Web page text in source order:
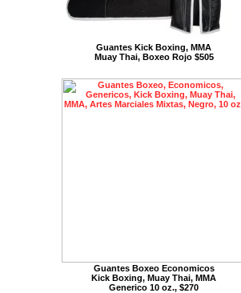
Guantes Kick Boxing, MMA
Muay Thai, Boxeo Rojo $505
Guantes Boxeo Economicos
Kick Boxing, Muay Thai, MMA
Generico 10 oz., $270